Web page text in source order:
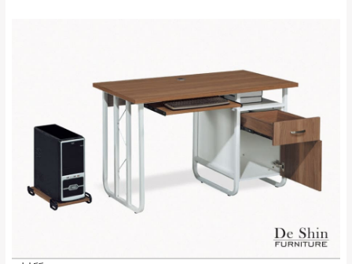
NT$500元
＊A108產品另收運費
$ 9,000以上：免
$ 9,000以下：
NT$500元
卓蘭鎮、三灣、通
霄山區、西湖、泰
安鄉、大湖鄉、頭
屋、獅潭鄉
機當天到貨前皆會再與您通知，讓你不用整
天在家等貨，以節省您的寶貴時間。
由於百貨公司配送較為不易，故暫無法配送
至百貨公司內部。
發票寄送：
若您選擇三聯式或索取兩聯式發票，發票將於商品
工作天內送達，如遇國定假日將順延寄送。